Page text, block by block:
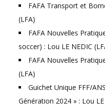
FAFA Transport et
(LFA)
FAFA Nouvelles
soccer) : Lou LE NEDIC
FAFA Nouvelles
(LFA)
Guichet Unique FFF/
Génération 2024 » : Lou